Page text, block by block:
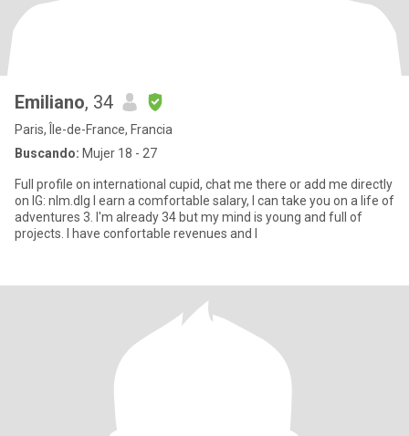
Emiliano, 34
Paris, Île-de-France, Francia
Buscando: Mujer 18 - 27
Full profile on international cupid, chat me there or add me directly
on IG: nlm.dlg I earn a comfortable salary, I can take you on a life of
adventures 3. I'm already 34 but my mind is young and full of
projects. I have confortable revenues and l